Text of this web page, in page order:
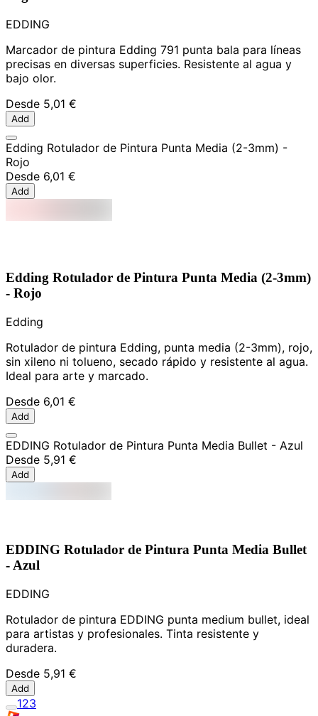
EDDING
Marcador de pintura Edding 791 punta bala para líneas
precisas en diversas superficies. Resistente al agua y
bajo olor.
Desde 5,01 €
Add
Edding Rotulador de Pintura Punta Media (2-3mm) -
Rojo
Desde 6,01 €
Add
Edding Rotulador de Pintura Punta Media (2-3mm)
- Rojo
Edding
Rotulador de pintura Edding, punta media (2-3mm), rojo,
sin xileno ni tolueno, secado rápido y resistente al agua.
Ideal para arte y marcado.
Desde 6,01 €
Add
EDDING Rotulador de Pintura Punta Media Bullet - Azul
Desde 5,91 €
Add
EDDING Rotulador de Pintura Punta Media Bullet
- Azul
EDDING
Rotulador de pintura EDDING punta medium bullet, ideal
para artistas y profesionales. Tinta resistente y
duradera.
Desde 5,91 €
Add
123